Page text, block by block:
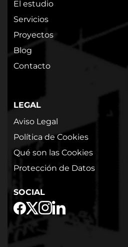
El estudio
Servicios
Proyectos
Blog
Contacto
LEGAL
Aviso Legal
Política de Cookies
Qué son las Cookies
Protección de Datos
SOCIAL